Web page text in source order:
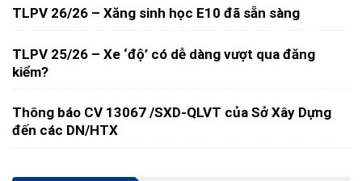
TLPV 26/26 – Xăng sinh học E10 đã sẵn sàng
TLPV 25/26 – Xe ‘độ’ có dễ dàng vượt qua đăng
kiểm?
Thông báo CV 13067 /SXD-QLVT của Sở Xây Dựng
đến các DN/HTX